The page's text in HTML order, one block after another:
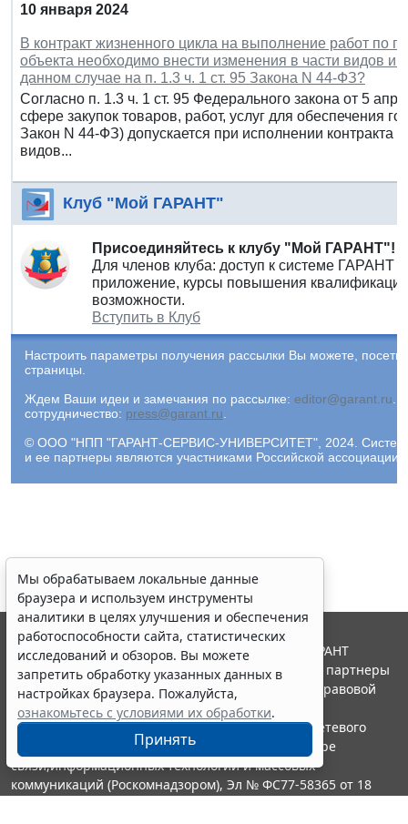
10 января 2024
В контракт жизненного цикла на выполнение работ по
объекта необходимо внести изменения в части видов
данном случае на п. 1.3 ч. 1 ст. 95 Закона N 44-ФЗ?
Согласно п. 1.3 ч. 1 ст. 95 Федерального закона от 5
сфере закупок товаров, работ, услуг для обеспечения
Закон N 44-ФЗ) допускается при исполнении
видов...
Клуб "Мой ГАРАНТ"
Присоединяйтесь к клубу "Мой ГАРАНТ"!
Для членов клуба: доступ к системе ГАРАНТ
приложение, курсы повышения
возможности.
Вступить в Клуб
Настроить параметры получения рассылки Вы можете,
страницы.
Ждем Ваши идеи и замечания по рассылке: editor@garant.ru
сотрудничество: press@garant.ru
© ООО "НПП "ГАРАНТ-СЕРВИС-УНИВЕРСИТЕТ", 2024. Система
и ее партнеры являются участниками Российской
Мы обрабатываем локальные данные
браузера и используем инструменты
аналитики в целях улучшения и обеспечения
работоспособности сайта, статистических
исследований и обзоров. Вы можете
запретить обработку указанных данных в
настройках браузера. Пожалуйста,
ознакомьтесь с условиями их обработки.
Принять
© ООО "НПП "ГАРАНТ-СЕРВИС", 2026. Система ГАРАНТ
выпускается с 1990 года. Компания "Гарант" и ее партнеры
являются участниками Российской ассоциации правовой
информации ГАРАНТ.
Портал ГАРАНТ.РУ зарегистрирован в качестве сетевого
издания Федеральной службой по надзору в сфере
связи,информационных технологий и массовых
коммуникаций (Роскомнадзором), Эл № ФС77-58365 от 18